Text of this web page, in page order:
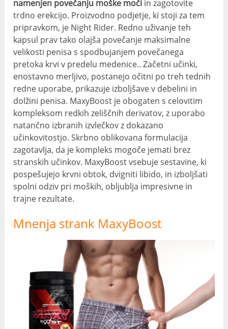
namenjen povečanju moške moči in zagotovite
trdno erekcijo. Proizvodno podjetje, ki stoji za tem
pripravkom, je Night Rider. Redno uživanje teh
kapsul prav tako olajša povečanje maksimalne
velikosti penisa s spodbujanjem povečanega
pretoka krvi v predelu medenice.. Začetni učinki,
enostavno merljivo, postanejo očitni po treh tednih
redne uporabe, prikazuje izboljšave v debelini in
dolžini penisa. MaxyBoost je obogaten s celovitim
kompleksom redkih zeliščnih derivatov, z uporabo
natančno izbranih izvlečkov z dokazano
učinkovitostjo. Skrbno oblikovana formulacija
zagotavlja, da je kompleks mogoče jemati brez
stranskih učinkov. MaxyBoost vsebuje sestavine, ki
pospešujejo krvni obtok, dvigniti libido, in izboljšati
spolni odziv pri moških, obljublja impresivne in
trajne rezultate.
Mnenja strank MaxyBoost